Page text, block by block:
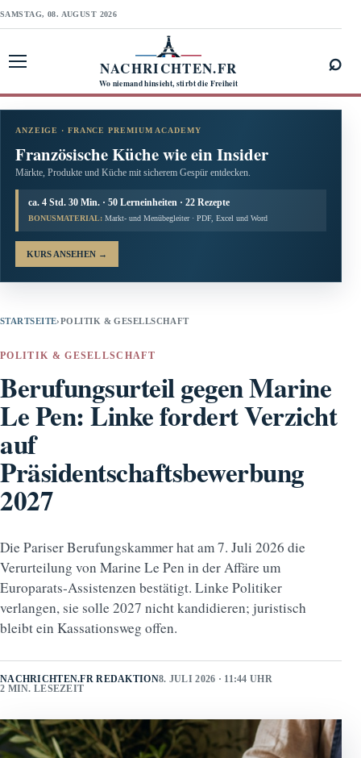
SAMSTAG, 08. AUGUST 2026
NACHRICHTEN.FR
Wo niemand hinsieht, stirbt die Freiheit
⌕
ANZEIGE · FRANCE PREMIUM ACADEMY
Französische Küche wie ein Insider
Märkte, Produkte und Küche mit sicherem Gespür entdecken.
ca. 4 Std. 30 Min. · 50 Lerneinheiten · 22 Rezepte
BONUSMATERIAL: Markt- und Menübegleiter · PDF, Excel und Word
KURS ANSEHEN →
STARTSEITE›POLITIK & GESELLSCHAFT
POLITIK & GESELLSCHAFT
Berufungsurteil gegen Marine
Le Pen: Linke fordert Verzicht
auf
Präsidentschaftsbewerbung
2027
Die Pariser Berufungskammer hat am 7. Juli 2026 die
Verurteilung von Marine Le Pen in der Affäre um
Europarats‑Assistenzen bestätigt. Linke Politiker
verlangen, sie solle 2027 nicht kandidieren; juristisch
bleibt ein Kassationsweg offen.
NACHRICHTEN.FR REDAKTION8. JULI 2026 · 11:44 UHR
2 MIN. LESEZEIT